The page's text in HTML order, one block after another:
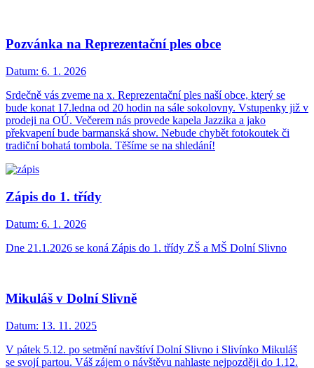
Pozvánka na Reprezentační ples obce
Datum: 6. 1. 2026
Srdečně vás zveme na x. Reprezentační ples naší obce, který se
bude konat 17.ledna od 20 hodin na sále sokolovny. Vstupenky již v
prodeji na OÚ. Večerem nás provede kapela Jazzika a jako
překvapení bude barmanská show. Nebude chybět fotokoutek či
tradiční bohatá tombola. Těšíme se na shledání!
Zápis do 1. třídy
Datum: 6. 1. 2026
Dne 21.1.2026 se koná Zápis do 1. třídy ZŠ a MŠ Dolní Slivno
Mikuláš v Dolní Slivně
Datum: 13. 11. 2025
V pátek 5.12. po setmění navštíví Dolní Slivno i Slivínko Mikuláš
se svojí partou. Váš zájem o návštěvu nahlaste nejpozději do 1.12.